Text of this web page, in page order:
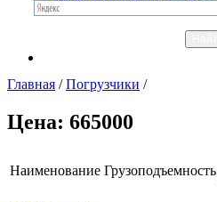
Главная /Погрузчики /
Цена: 665000
Наименование Грузоподъемность